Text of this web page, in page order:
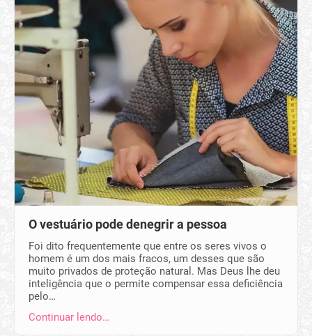
O vestuário pode denegrir a pessoa
Foi dito frequentemente que entre os seres vivos o
homem é um dos mais fracos, um desses que são
muito privados de proteção natural. Mas Deus lhe deu
inteligência que o permite compensar essa deficiência
pelo…
Continuar lendo…